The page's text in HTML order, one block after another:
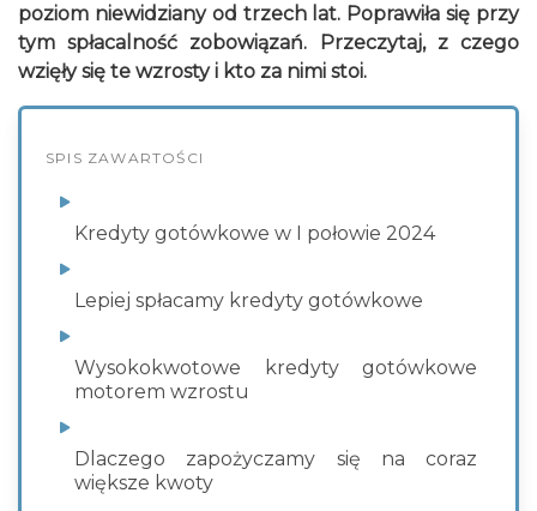
poziom niewidziany od trzech lat. Poprawiła się przy
tym spłacalność zobowiązań. Przeczytaj, z czego
wzięły się te wzrosty i kto za nimi stoi.
SPIS ZAWARTOŚCI
Kredyty gotówkowe w I połowie 2024
Lepiej spłacamy kredyty gotówkowe
Wysokokwotowe kredyty gotówkowe
motorem wzrostu
Dlaczego zapożyczamy się na coraz
większe kwoty